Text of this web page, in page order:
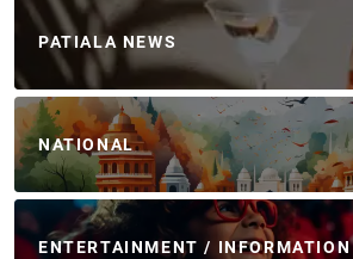
PATIALA NEWS
NATIONAL
ENTERTAINMENT / INFORMATION